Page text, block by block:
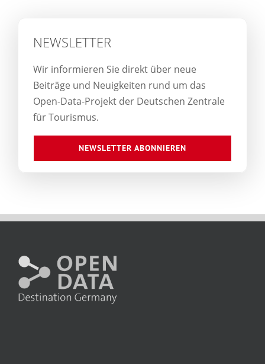
NEWSLETTER
Wir informieren Sie direkt über neue
Beiträge und Neuigkeiten rund um das
Open-Data-Projekt der Deutschen Zentrale
für Tourismus.
NEWSLETTER ABONNIEREN